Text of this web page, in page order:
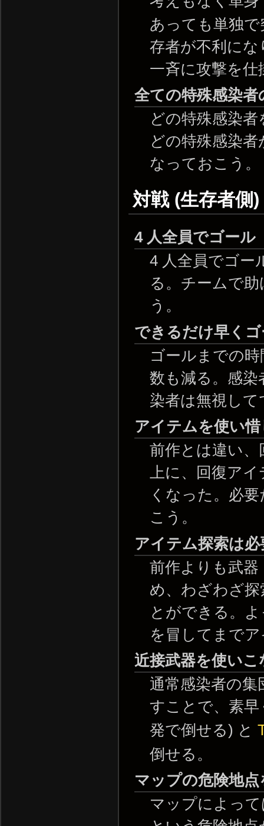
あっても単独
存者が不利に
一斉に攻撃を
全ての特殊感染
どの特殊感染
どの特殊感染
なっておこう。
対戦 (生存者側
4 人全員でゴール
4 人全員でゴー
る。チームで
う。
できるだけ早く
ゴールまでの
数も減る。感
染者は無視し
アイテムを使い
前作とは違い
上に、回復ア
くなった。必
こう。
アイテム探索は
前作よりも武
め、わざわざ
とができる。
を冒してまで
近接武器を使いこ
通常感染者の
すことで、素
発で倒せる) と
倒せる。
マップの危険地
マップによっ